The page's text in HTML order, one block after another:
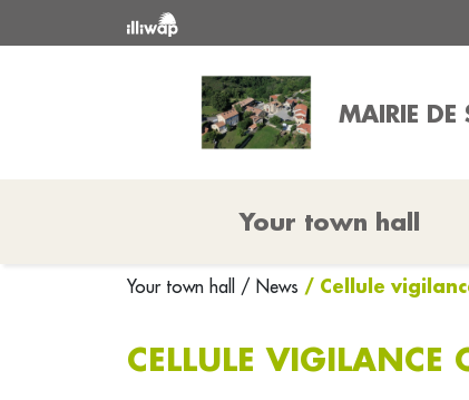
MAIRIE DE
Your town hall
Your town hall / News / Cellule
CELLULE VIGILANCE